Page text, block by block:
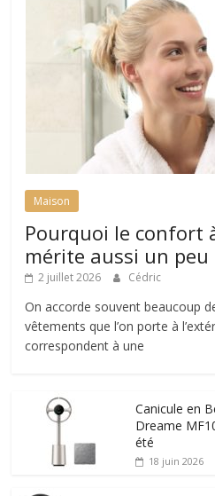
Maison
Pourquoi le confort
mérite aussi un peu
2 juillet 2026 Cédric
On accorde souvent beaucoup
vêtements que l’on porte à
correspondent à une
Canicule en
Dreame
été
18 juin 2026